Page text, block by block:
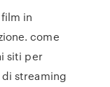
in
come
siti per
streaming